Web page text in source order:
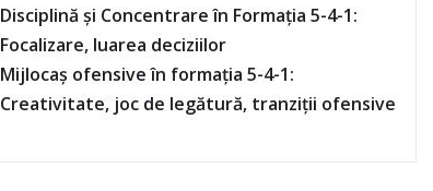
Disciplină și Concentrare în Formația 5-4-1:
Focalizare, luarea deciziilor
Mijlocaș ofensive în formația 5-4-1:
Creativitate, joc de legătură, tranziții ofensive